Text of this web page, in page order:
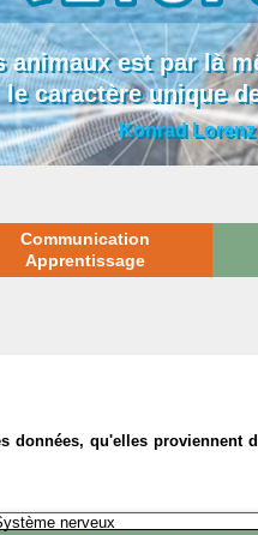
est par là
le caractère unique
Konrad Lorenz
Communication
Apprentissage
données, qu'elles proviennent